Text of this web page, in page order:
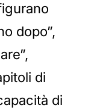
dopo”,
di
di